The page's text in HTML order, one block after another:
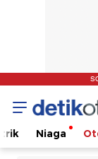
Niaga